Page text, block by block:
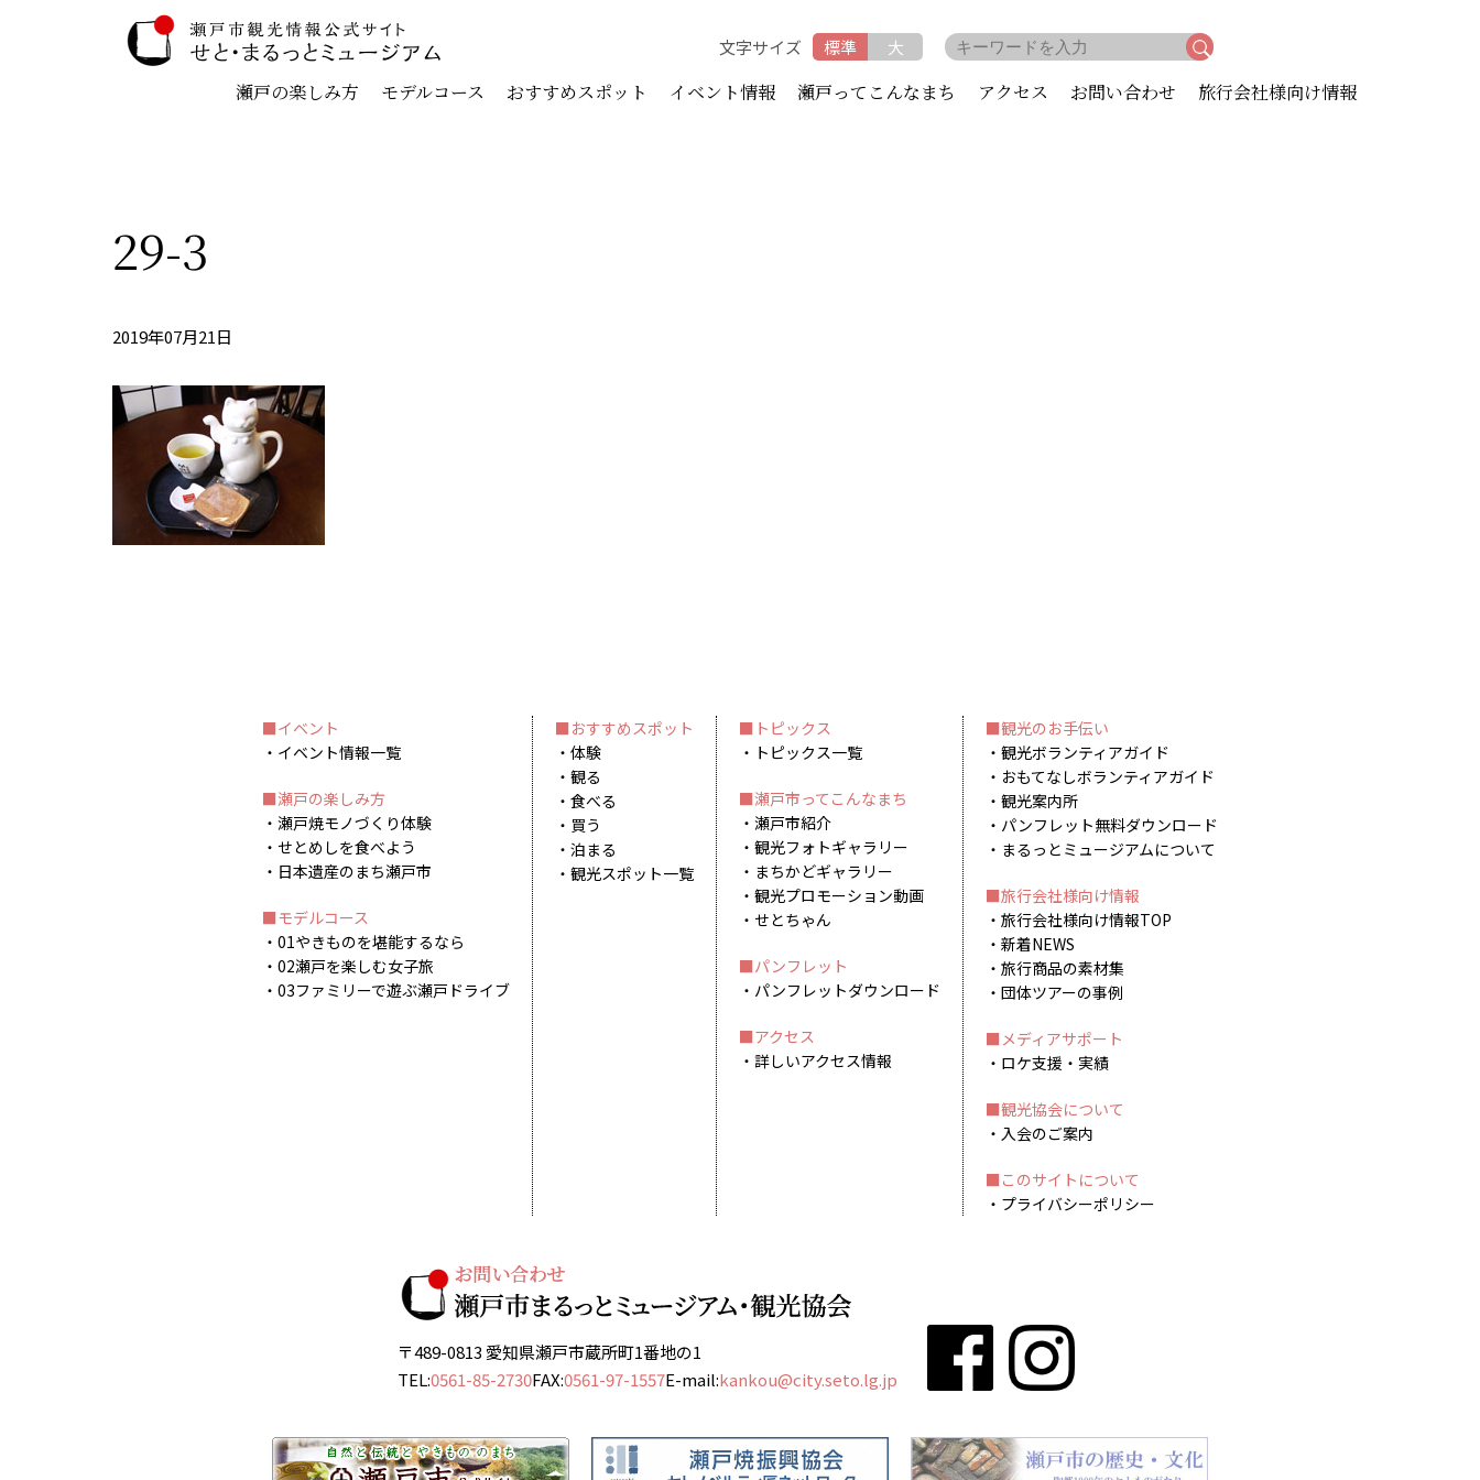
文字サイズ 標準 大
瀬戸の楽しみ方 モデルコース おすすめスポット イベント情報 瀬戸ってこんなまち アクセス お問い合わせ 旅行会社様向け情報
29-3
2019年07月21日
イベント
イベント情報一覧
瀬戸の楽しみ方
瀬戸焼モノづくり体験
せとめしを食べよう
日本遺産のまち瀬戸市
モデルコース
01やきものを堪能するなら
02瀬戸を楽しむ女子旅
03ファミリーで遊ぶ瀬戸ドライブ
おすすめスポット
体験
観る
食べる
買う
泊まる
観光スポット一覧
トピックス
トピックス一覧
瀬戸市ってこんなまち
瀬戸市紹介
観光フォトギャラリー
まちかどギャラリー
観光プロモーション動画
せとちゃん
パンフレット
パンフレットダウンロード
アクセス
詳しいアクセス情報
観光のお手伝い
観光ボランティアガイド
おもてなしボランティアガイド
観光案内所
パンフレット無料ダウンロード
まるっとミュージアムについて
旅行会社様向け情報
旅行会社様向け情報TOP
新着NEWS
旅行商品の素材集
団体ツアーの事例
メディアサポート
ロケ支援・実績
観光協会について
入会のご案内
このサイトについて
プライバシーポリシー
〒489-0813 愛知県瀬戸市蔵所町1番地の1
TEL:0561-85-2730FAX:0561-97-1557E-mail:kankou@city.seto.lg.jp